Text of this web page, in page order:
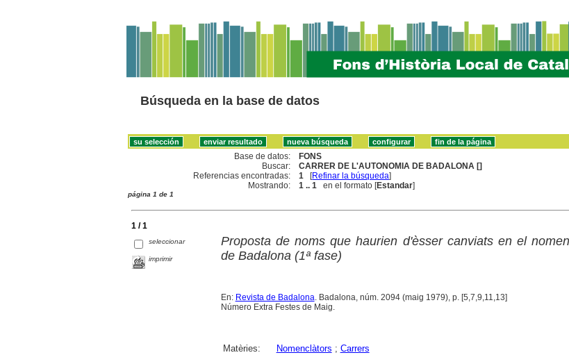
Búsqueda en la base de datos
Base de datos:
FONS
Buscar:
CARRER DE L'AUTONOMIA DE BADALONA []
Referencias encontradas:
1 [Refinar la búsqueda]
Mostrando:
1 .. 1 en el formato [Estandar]
página 1 de 1
1 / 1
seleccionar
imprimir
Proposta de noms que haurien d'èsser canviats en el
de Badalona (1ª fase)
En: Revista de Badalona. Badalona, núm. 2094 (maig 1979), p. [5,7,9,11,13]
Número Extra Festes de Maig.
Matèries: Nomenclàtors ; Carrers